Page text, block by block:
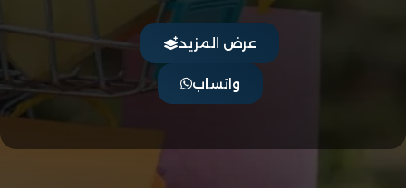
عرض المزيد
واتساب